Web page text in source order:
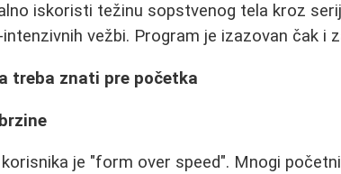
iskoristi težinu sopstvenog tela kroz
vežbi. Program je izazovan čak i
treba znati pre početka
je "form over speed". Mnogi